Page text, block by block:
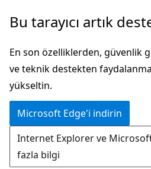
Ana
atla
Bu tarayıcı artık
En son özelliklerden, güvenlik
ve teknik destekten
yükseltin.
Microsoft Edge'i indirin
Internet Explorer ve
fazla bilgi